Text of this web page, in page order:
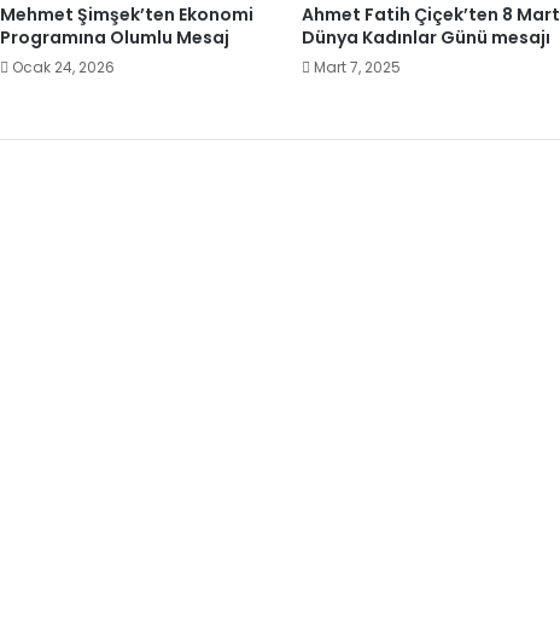
Mehmet Şimşek’ten Ekonomi
Programına Olumlu Mesaj
Ocak 24, 2026
Ahmet Fatih Çiçek’ten 8 Mart
Dünya Kadınlar Günü mesajı
Mart 7, 2025